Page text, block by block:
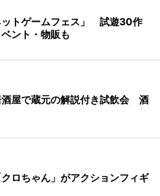
ットゲームフェス」 試遊30作
ント・物販も
酒屋で蔵元の解説付き試飲会 酒
ロちゃん」がアクションフィギ